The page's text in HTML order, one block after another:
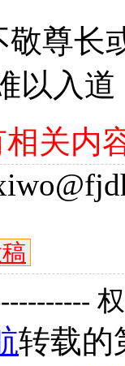
长
以入
关内
转载的